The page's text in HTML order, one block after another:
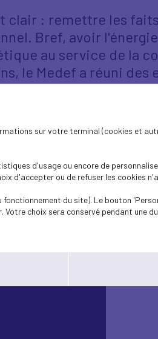
clair : remettre les
Bref, avoir
au service de la
le Medef a réuni des
et des acteurs
sur votre terminal (cookies et
d'usage ou encore de
d'accepter ou de refuser les cookies
du site). Le bouton
choix sera conservé pendant une